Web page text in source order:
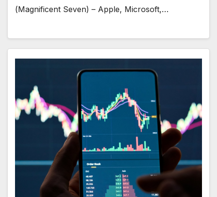
(Magnificent Seven) – Apple, Microsoft,…